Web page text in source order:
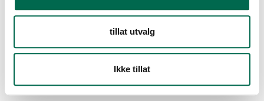
tillat utvalg
Ikke tillat